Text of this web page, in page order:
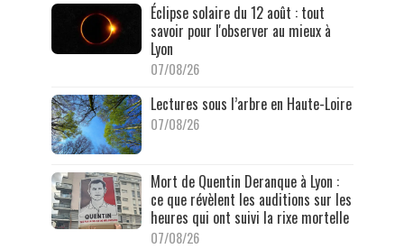
Éclipse solaire du 12 août : tout
savoir pour l'observer au mieux à
Lyon
07/08/26
Lectures sous l’arbre en Haute-Loire
07/08/26
Mort de Quentin Deranque à Lyon :
ce que révèlent les auditions sur les
heures qui ont suivi la rixe mortelle
07/08/26